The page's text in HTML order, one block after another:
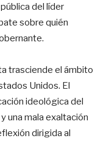
del líder
sobre quién
trasciende el ámbito
Unidos. El
ideológica del
una mala exaltación
dirigida al